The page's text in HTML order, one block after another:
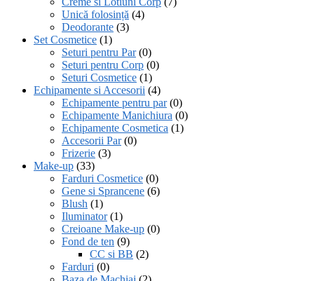
Unică folosință (4)
Deodorante (3)
Set Cosmetice (1)
Seturi pentru Par (0)
Seturi pentru Corp (0)
Seturi Cosmetice (1)
Echipamente si Accesorii (4)
Echipamente pentru par (0)
Echipamente Manichiura (0)
Echipamente Cosmetica (1)
Accesorii Par (0)
Frizerie (3)
Make-up (33)
Farduri Cosmetice (0)
Gene si Sprancene (6)
Blush (1)
Iluminator (1)
Creioane Make-up (0)
Fond de ten (9)
CC si BB (2)
Farduri (0)